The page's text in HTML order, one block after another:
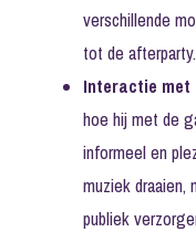
verschillende
tot de afterparty.
Interactie met
hoe hij met de
informeel en
muziek
publiek